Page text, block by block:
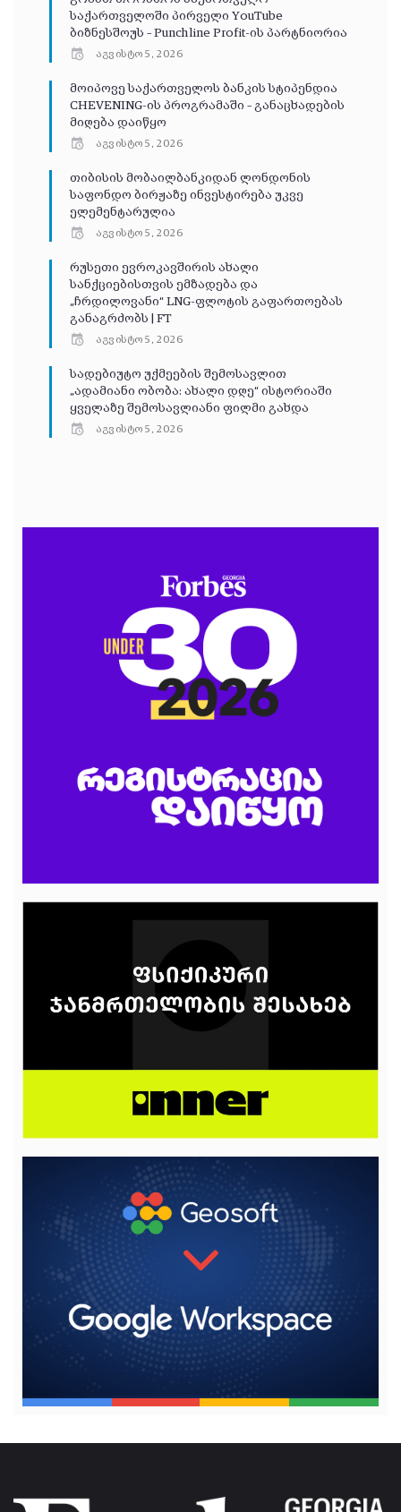
საქართველოში პირველი YouTube
ბიზნესშოუს – Punchline Profit-ის პარტნიორია
აგვისტო 5, 2026
მოიპოვე საქართველოს ბანკის სტიპენდია
CHEVENING-ის პროგრამაში – განაცხადების
მიღება დაიწყო
აგვისტო 5, 2026
თიბისის მობაილბანკიდან ლონდონის
საფონდო ბირჟაზე ინვესტირება უკვე
ელემენტარულია
აგვისტო 5, 2026
რუსეთი ევროკავშირის ახალი
სანქციებისთვის ემზადება და
„ჩრდილოვანი“ LNG-ფლოტის გაფართოებას
განაგრძობს | FT
აგვისტო 5, 2026
სადებიუტო უქმეების შემოსავლით
„ადამიანი ობობა: ახალი დღე“ ისტორიაში
ყველაზე შემოსავლიანი ფილმი გახდა
აგვისტო 5, 2026